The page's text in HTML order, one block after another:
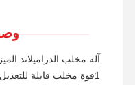
آلة مخلب الدراميلاند
1قوة مخلب قابلة للتعديل ومعدل الصيد